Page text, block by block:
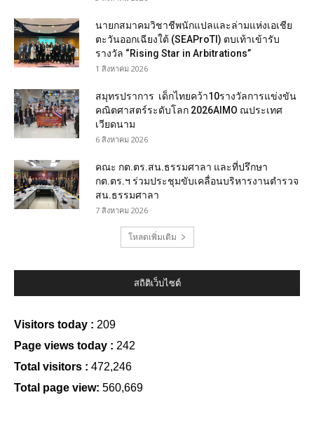
นายกสมาคมวิชาชีพนักแปลและล่ามแห่งเอเชีย
ตะวันออกเฉียงใต้ (SEAProTI) ตบเท้าเข้ารับ
รางวัล “Rising Star in Arbitrations”
1 สิงหาคม 2026
สมุทรปราการ เด็กไทยคว้า10รางวัลการแข่งขัน
คณิตศาสตร์ระดับโลก 2026AIMO ณประเทศ
เวียดนาม
6 สิงหาคม 2026
คณะ กต.ตร.สน.ธรรมศาลา และที่ปรึกษา
กต.ตร.ฯ ร่วมประชุมขับเคลื่อนบริหารงานตำรวจ
สน.ธรรมศาลา
7 สิงหาคม 2026
โหลดเพิ่มเติม
สถิติเว็บไซต์
Visitors today : 209
Page views today : 242
Total visitors : 472,246
Total page view: 560,669